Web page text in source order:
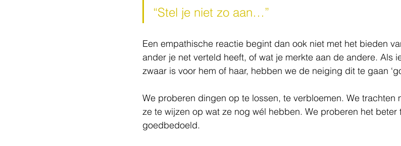
“Stel je niet zo aan…”
Een empathische reactie begint dan ook niet met het bieden
ander je net verteld heeft, of wat je merkte aan de andere. Als
zwaar is voor hem of haar, hebben we de neiging dit te gaan
We proberen dingen op te lossen, te verbloemen. We trachten
ze te wijzen op wat ze nog wél hebben. We proberen het beter
goedbedoeld.